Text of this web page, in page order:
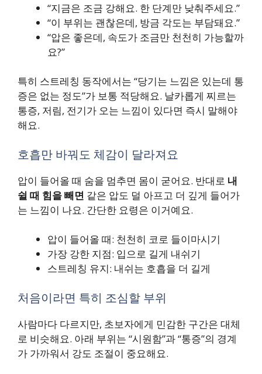
“지금은 조금 강해요. 한 단계만 낮춰주세요.”
“이 부위는 괜찮은데, 방금 각도는 부담돼요.”
“압은 좋은데, 속도가 조금만 천천히 가능할까
요?”
특히 스트레칭 동작에서는 “당기는 느낌은 있는데 통
증은 없는 정도”가 보통 적당해요. 날카롭게 찌르는
통증, 저림, 전기가 오는 느낌이 있다면 즉시 말해야
해요.
호흡만 바꿔도 체감이 달라져요
압이 들어올 때 숨을 멈추면 몸이 굳어요. 반대로 내
쉴 때 힘을 빼면 같은 압도 덜 아프고 더 깊게 들어가
는 느낌이 나요. 간단한 요령은 이거예요.
압이 들어올 때: 천천히 코로 들이마시기
가장 강한 지점: 입으로 길게 내쉬기
스트레칭 유지: 내쉬는 호흡을 더 길게
처음이라면 특히 조심할 부위
사람마다 다르지만, 초보자에게 민감한 구간은 대체
로 비슷해요. 아래 부위는 “시원함”과 “통증”의 경계
가 가까워서 강도 조절이 중요해요.